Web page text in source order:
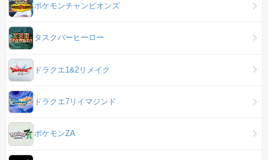
ポケモンチャンピオンズ
タスクバーヒーロー
ドラクエ1&2リメイク
ドラクエ7リイマジンド
ポケモンZA